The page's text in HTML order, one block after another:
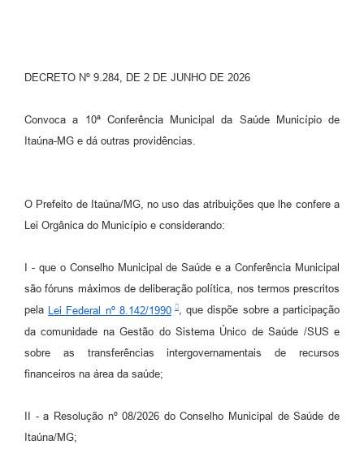
DECRETO Nº 9.284, DE 2 DE JUNHO DE 2026
Convoca a 10ª Conferência Municipal da Saúde Município de
Itaúna-MG e dá outras providências.
O Prefeito de Itaúna/MG, no uso das atribuições que lhe confere a
Lei Orgânica do Município e considerando:
I - que o Conselho Municipal de Saúde e a Conferência Municipal
são fóruns máximos de deliberação política, nos termos prescritos
pela Lei Federal nº 8.142/1990 , que dispõe sobre a participação
da comunidade na Gestão do Sistema Único de Saúde /SUS e
sobre as transferências intergovernamentais de recursos
financeiros na área da saúde;
II - a Resolução nº 08/2026 do Conselho Municipal de Saúde de
Itaúna/MG;